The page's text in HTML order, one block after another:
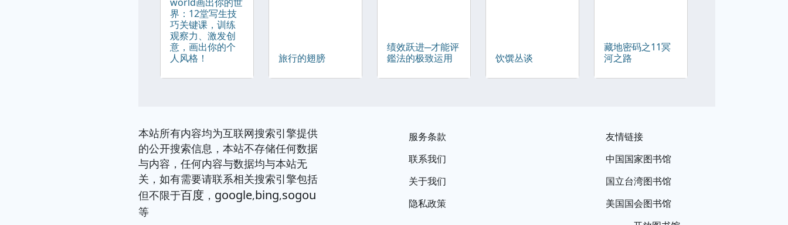
界：12堂写生技
巧关键课，训练
观察力、激发创
意，画出你的个
人风格！
旅行的翅膀
绩效跃进─才能评
鑑法的极致运用
饮馔丛谈
藏地密码之11冥
河之路
本站所有内容均为互联网搜索引擎提供
的公开搜索信息，本站不存储任何数据
与内容，任何内容与数据均与本站无
关，如有需要请联系相关搜索引擎包括
但不限于百度 ， google,bing,sogou
等
服务条款
联系我们
关于我们
隐私政策
友情链接
中国国家图书馆
国立台湾图书馆
美国国会图书馆